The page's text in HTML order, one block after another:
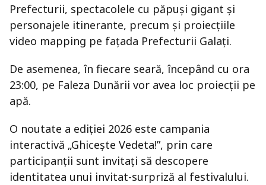
Prefecturii, spectacolele cu păpuși gigant și
personajele itinerante, precum și proiecțiile
video mapping pe fațada Prefecturii Galați.
De asemenea, în fiecare seară, începând cu ora
23:00, pe Faleza Dunării vor avea loc proiecții pe
apă.
O noutate a ediției 2026 este campania
interactivă „Ghicește Vedeta!”, prin care
participanții sunt invitați să descopere
identitatea unui invitat-surpriză al festivalului.